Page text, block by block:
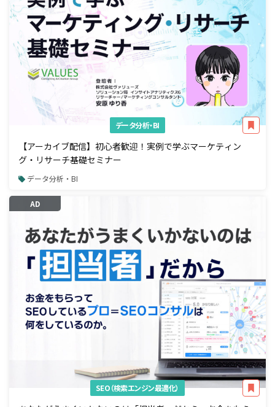
データ分析・BI
【アーカイブ配信】初心者歓迎！実例で学ぶマーケティン
グ・リサーチ基礎セミナー
データ分析・BI
AD
SEO（検索エンジン最適化）